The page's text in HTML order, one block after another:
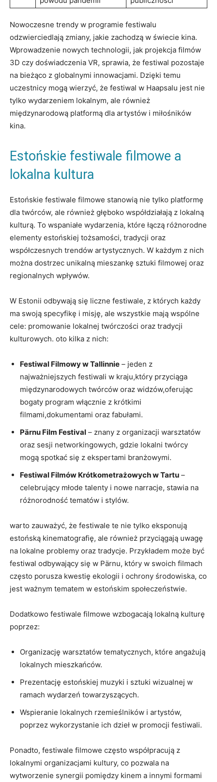
Nowoczesne trendy w programie festiwalu
odzwierciedlają zmiany, jakie zachodzą w świecie⁣ kina.‌
Wprowadzenie nowych technologii, jak projekcja ⁣filmów
3D czy doświadczenia VR, sprawia, że festiwal pozostaje
na bieżąco z ⁢globalnymi innowacjami. Dzięki temu
uczestnicy mogą‍ wierzyć, że festiwal w Haapsalu jest nie⁢
tylko wydarzeniem ⁢lokalnym, ale również
międzynarodową platformą dla artystów i miłośników
kina.
Estońskie festiwale ⁤filmowe a ​
lokalna kultura
Estońskie⁤ festiwale filmowe‍ stanowią nie tylko platformę
dla⁢ twórców, ale również ⁢głęboko współdziałają z lokalną
kulturą. To wspaniałe wydarzenia, które ⁢łączą różnorodne
elementy ‍estońskiej tożsamości, ⁣tradycji oraz
współczesnych​ trendów artystycznych. W każdym z nich
można dostrzec unikalną mieszankę sztuki filmowej ‍oraz‍
regionalnych wpływów.
W ‌Estonii odbywają się liczne festiwale, z ‍których każdy
ma swoją specyfikę i misję, ale wszystkie mają wspólne
cele: promowanie lokalnej ⁣twórczości ‍oraz tradycji⁣
kulturowych. oto kilka z nich:
Festiwal Filmowy w Tallinnie – jeden z
najważniejszych festiwali w kraju,który przyciąga
międzynarodowych twórców oraz widzów,oferując
bogaty program⁣ włącznie z krótkimi
filmami,dokumentami oraz fabułami.
Pärnu Film Festival – znany z organizacji warsztatów
oraz‌ sesji networkingowych, gdzie⁣ lokalni⁤ twórcy
mogą spotkać ‍się z ekspertami branżowymi.
Festiwal Filmów Krótkometrażowych w Tartu –
celebrujący ‍młode ⁣talenty ​i nowe narracje, stawia na ​
różnorodność tematów ‍i stylów.
warto zauważyć, że​ festiwale te nie tylko eksponują
estońską‍ kinematografię, ale‌ również przyciągają uwagę
na lokalne ​problemy oraz tradycje. Przykładem może być
festiwal odbywający się w Pärnu, który w swoich filmach
często porusza kwestię ekologii i ‌ochrony środowiska, co
jest ważnym tematem w estońskim społeczeństwie.
Dodatkowo festiwale filmowe wzbogacają lokalną kulturę
poprzez:
Organizację ‍warsztatów tematycznych, które ‌angażują
‍lokalnych mieszkańców.
Prezentację estońskiej muzyki i‌ sztuki wizualnej w
ramach wydarzeń towarzyszących.
Wspieranie lokalnych rzemieślników​ i artystów,
poprzez wykorzystanie⁢ ich dzieł⁤ w promocji ⁣festiwali.
Ponadto,⁣ festiwale filmowe ⁤często​ współpracują z
lokalnymi organizacjami kultury, co pozwala na
wytworzenie synergii pomiędzy kinem a innymi formami